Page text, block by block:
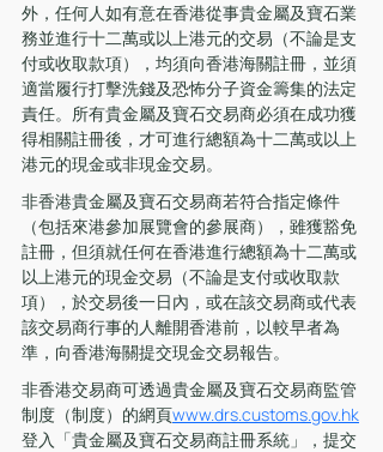
外，任何人如有意在香港從事貴金屬及寶石業
務並進行十二萬或以上港元的交易（不論是支
付或收取款項），均須向香港海關註冊，並須
適當履行打擊洗錢及恐怖分子資金籌集的法定
責任。所有貴金屬及寶石交易商必須在成功獲
得相關註冊後，才可進行總額為十二萬或以上
港元的現金或非現金交易。
非香港貴金屬及寶石交易商若符合指定條件
（包括來港參加展覽會的參展商），雖獲豁免
註冊，但須就任何在香港進行總額為十二萬或
以上港元的現金交易（不論是支付或收取款
項），於交易後一日內，或在該交易商或代表
該交易商行事的人離開香港前，以較早者為
準，向香港海關提交現金交易報告。
非香港交易商可透過貴金屬及寶石交易商監管
制度（制度）的網頁www.drs.customs.gov.hk
登入「貴金屬及寶石交易商註冊系統」，提交